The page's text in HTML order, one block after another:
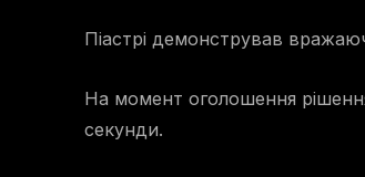
Піастрі демонстрував
На момент оголошення
секунди.